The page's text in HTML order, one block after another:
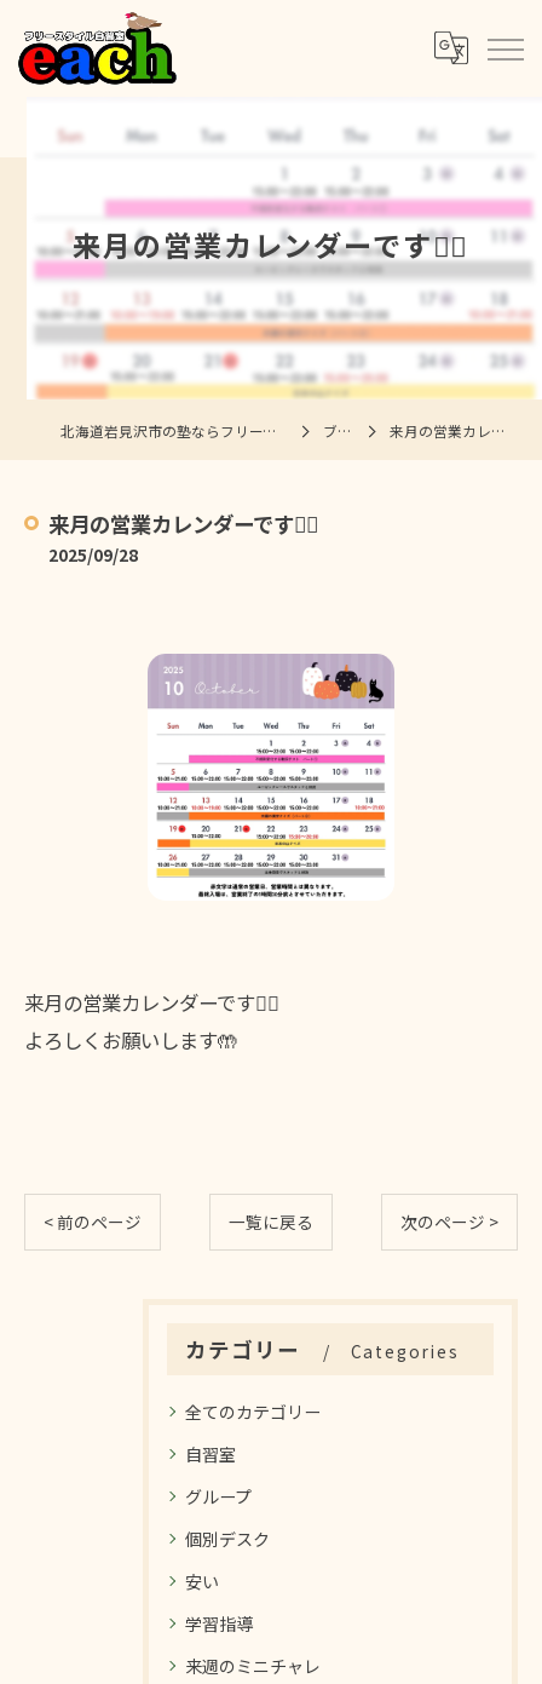
来月の営業カレンダーです🙆‍♀️
北海道岩見沢市の塾ならフリースタイル自習室each ブログ 来月の営業カレンダーです🙆‍♀️
来月の営業カレンダーです🙆‍♀️
2025/09/28
来月の営業カレンダーです🙆‍♀️
よろしくお願いします🤲
< 前のページ 一覧に戻る 次のページ >
カテゴリー Categories
全てのカテゴリー
自習室
グループ
個別デスク
安い
学習指導
来週のミニチャレ